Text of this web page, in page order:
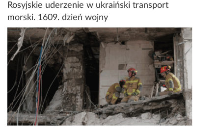
Rosyjskie uderzenie w ukraiński transport
morski. 1609. dzień wojny